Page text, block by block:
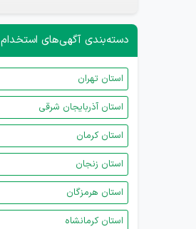
دسته‌بندی آگهی‌های استخدام
استان تهران
استان آذربایجان شرقی
استان کرمان
استان زنجان
استان هرمزگان
استان کرمانشاه